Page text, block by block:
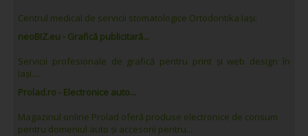
Centrul medical de servicii stomatologice Ortodontika Iași:
neoBIZ.eu - Grafică publicitară...
Servicii profesionale de grafică pentru print și web design în
Iași....
Prolad.ro - Electronice auto...
Magazinul online Prolad oferă produse electronice de consum
pentru domeniul auto și accesorii pentru...